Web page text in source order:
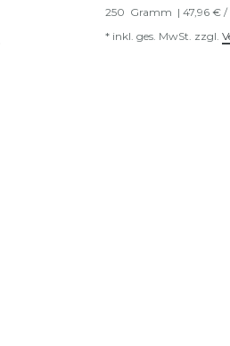
250 Gramm | 47,96 €
* inkl. ges. MwSt. zzgl.